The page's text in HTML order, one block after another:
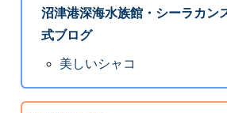
沼津港深海水族館・シーラカン
式ブログ
美しいシャコ